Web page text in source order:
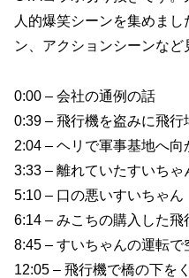
人的爆笑シーンを集めま
ン、アクションシーンなど
0:00 – 会社の通例の話
0:39 – 飛行機を盗みに飛行
2:04 – ヘリで軍事基地へ向
3:33 – 離れていたすいちゃ
5:10 – 口の悪いすいちゃん
6:14 – みこちの購入した飛
8:45 – すいちゃんの運転で
12:05 – 飛行機で橋の下を